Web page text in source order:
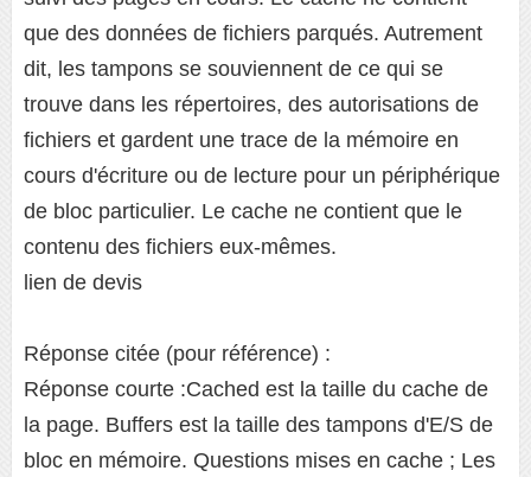
que des données de fichiers parqués. Autrement
dit, les tampons se souviennent de ce qui se
trouve dans les répertoires, des autorisations de
fichiers et gardent une trace de la mémoire en
cours d'écriture ou de lecture pour un périphérique
de bloc particulier. Le cache ne contient que le
contenu des fichiers eux-mêmes.
lien de devis
Réponse citée (pour référence) :
Réponse courte :Cached est la taille du cache de
la page. Buffers est la taille des tampons d'E/S de
bloc en mémoire. Questions mises en cache ; Les